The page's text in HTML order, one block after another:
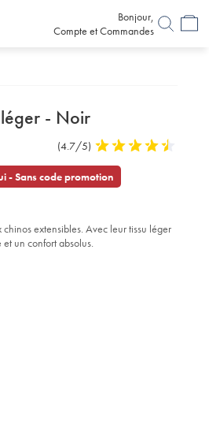
Bonjour,
Compte et Commandes
- Noir
Commentaires
l’article
(4.7/5) 4,7
out
of
- Sans code promotion
extensibles. Avec leur tissu léger
un confort absolus.